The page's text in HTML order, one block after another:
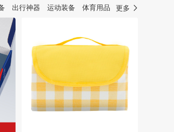
出行神器 运动装备 体育用品 更多